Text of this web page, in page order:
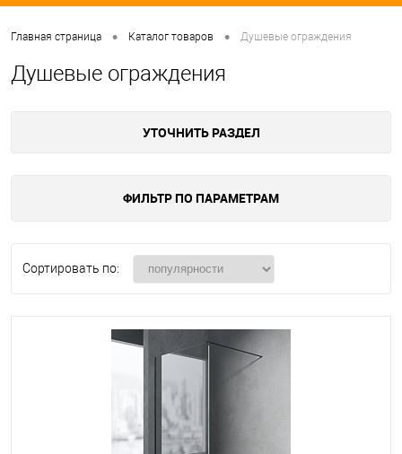
Главная страница • Каталог товаров • Душевые ограждения
Душевые ограждения
УТОЧНИТЬ РАЗДЕЛ
ФИЛЬТР ПО ПАРАМЕТРАМ
Сортировать по: